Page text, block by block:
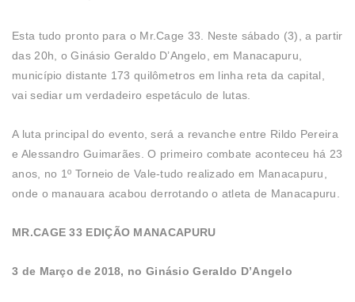
Esta tudo pronto para o Mr.Cage 33. Neste sábado (3), a partir
das 20h, o Ginásio Geraldo D’Angelo, em Manacapuru,
município distante 173 quilômetros em linha reta da capital,
vai sediar um verdadeiro espetáculo de lutas.
A luta principal do evento, será a revanche entre Rildo Pereira
e Alessandro Guimarães. O primeiro combate aconteceu há 23
anos, no 1º Torneio de Vale-tudo realizado em Manacapuru,
onde o manauara acabou derrotando o atleta de Manacapuru.
MR.CAGE 33 EDIÇÃO MANACAPURU
3 de Março de 2018, no Ginásio Geraldo D’Angelo